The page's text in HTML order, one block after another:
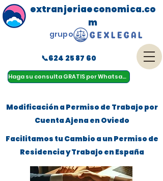
Haga su consulta GRATIS por Whatsapp
menu
extranjeriaeconomica.co
m
📞624 25 87 60
grupo
Modificación a Permiso de Trabajo por
Cuenta Ajena en Oviedo
Facilitamos tu Cambio a un Permiso de
Residencia y Trabajo en España